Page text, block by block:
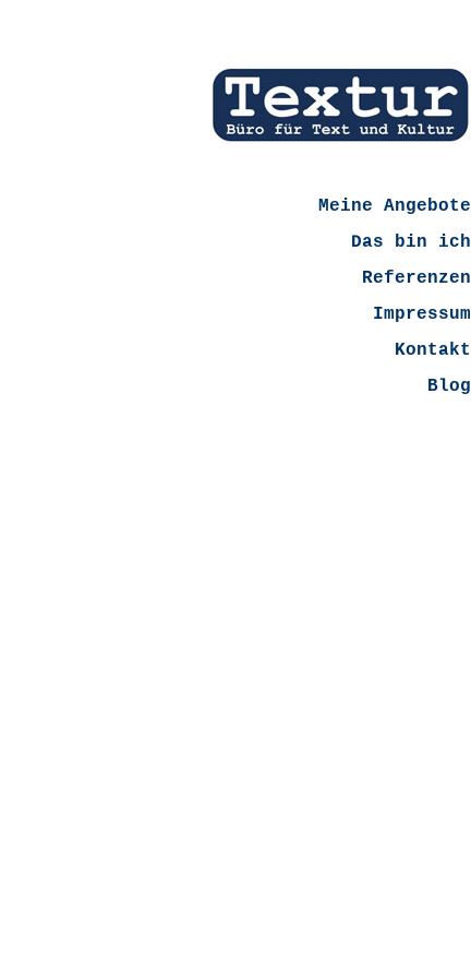
Meine Angebote
Das bin ich
Referenzen
Impressum
Kontakt
Blog